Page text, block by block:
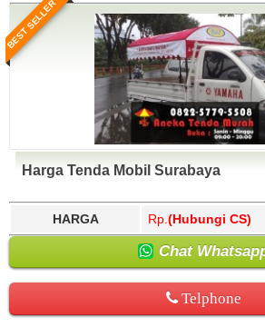
BEST SELLER
Harga Tenda Mobil Surabaya
HARGA Rp. (Hubungi CS)
Chat
Telphone